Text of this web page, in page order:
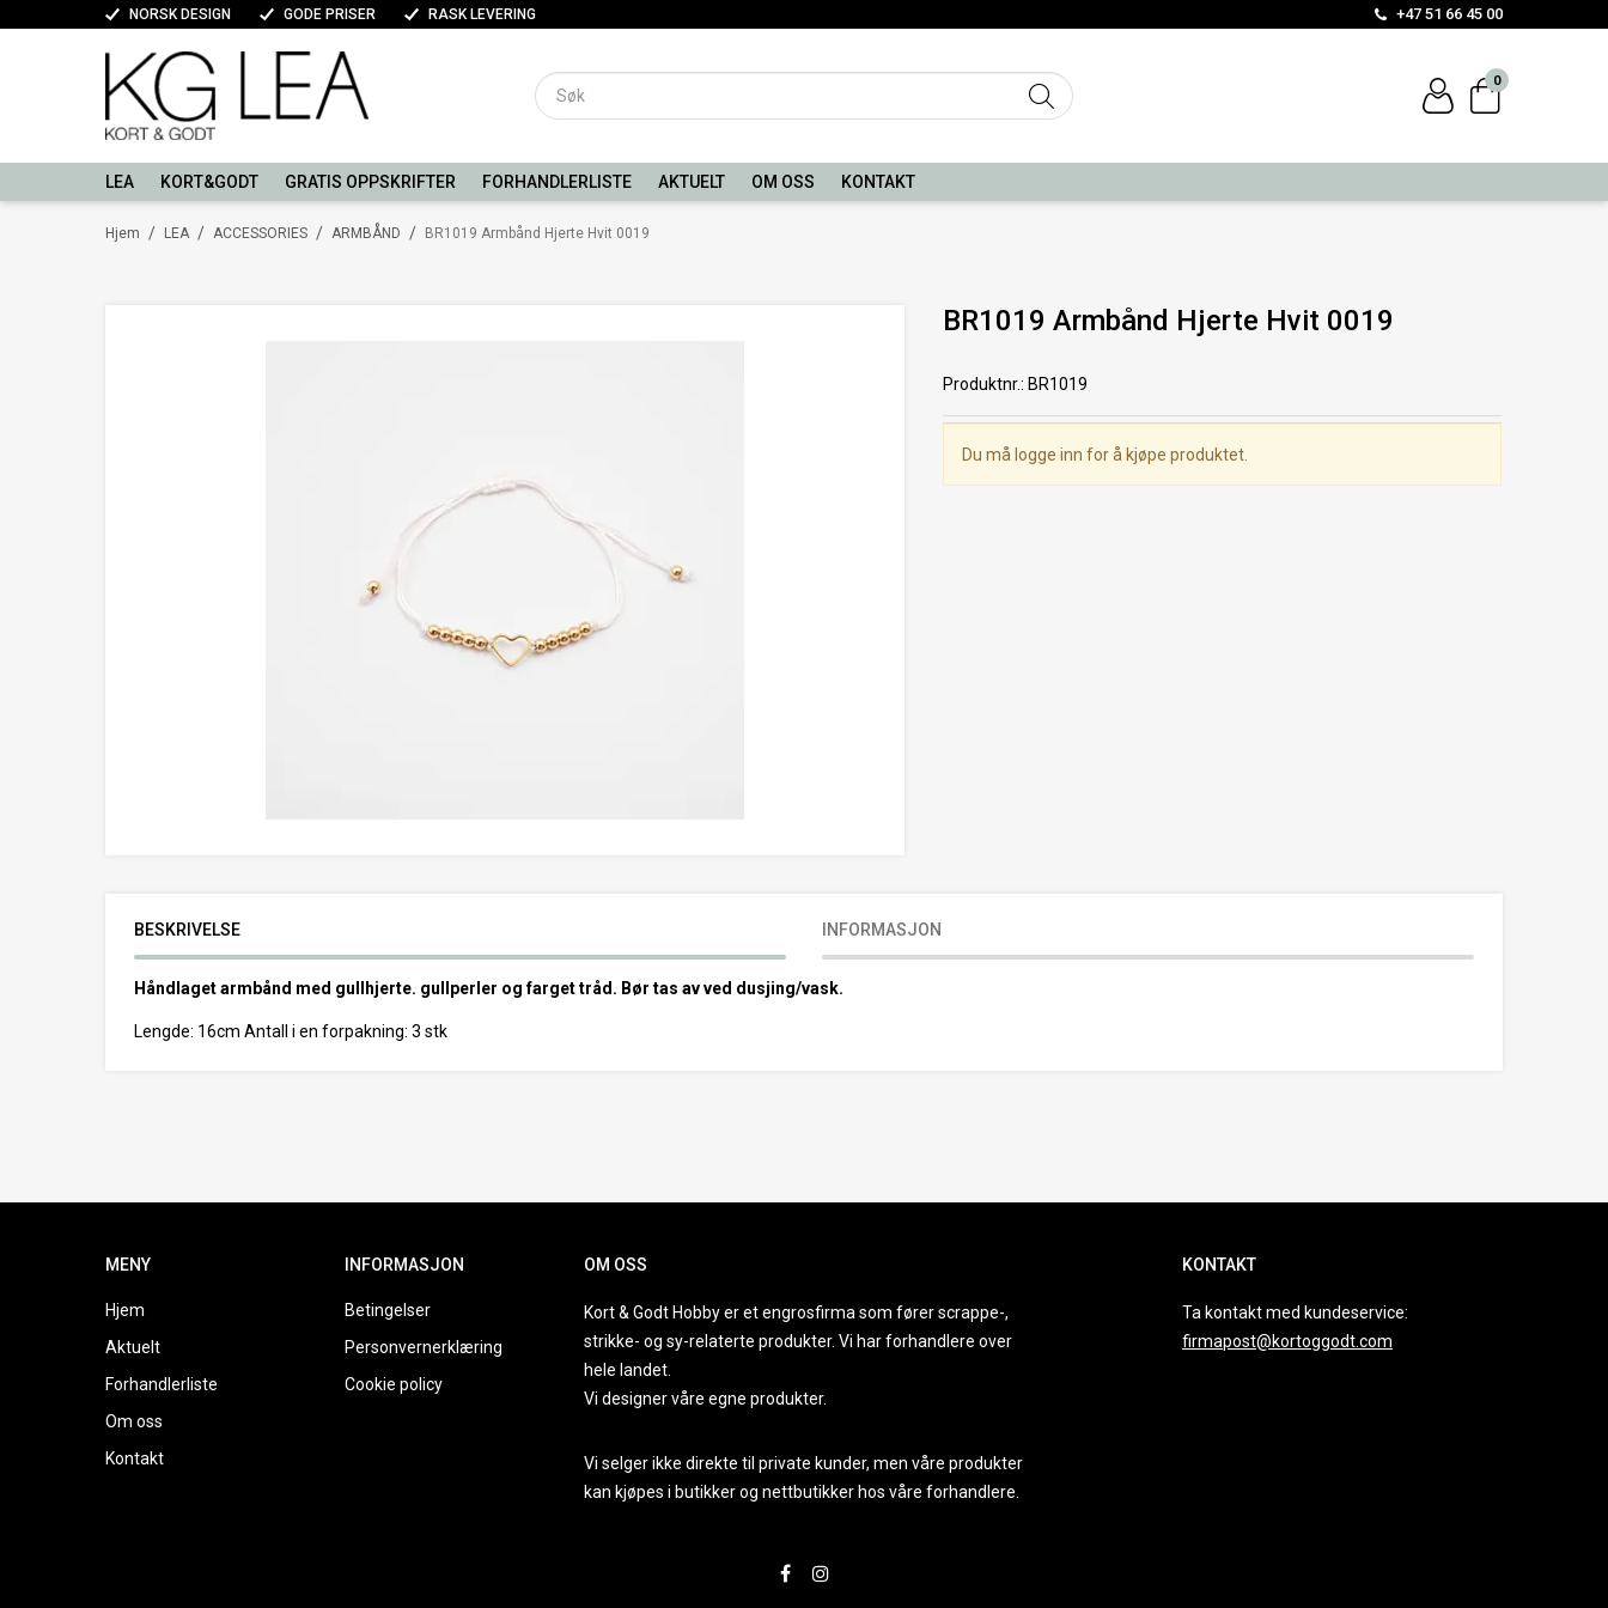
NORSK DESIGN GODE PRISER RASK LEVERING +47 51 66 45 00
0
LEA KORT&GODT GRATIS OPPSKRIFTER FORHANDLERLISTE AKTUELT OM OSS KONTAKT
/
Hjem /
LEA /
ACCESSORIES /
ARMBÅND BR1019 Armbånd Hjerte Hvit 0019
BR1019 Armbånd Hjerte Hvit 0019
Produktnr.: BR1019
Du må logge inn for å kjøpe produktet.
BESKRIVELSE INFORMASJON
Håndlaget armbånd med gullhjerte. gullperler og farget tråd. Bør tas av ved dusjing/vask.
Lengde: 16cm Antall i en forpakning: 3 stk
MENY
Hjem
Aktuelt
Forhandlerliste
Om oss
Kontakt
INFORMASJON
Betingelser
Personvernerklæring
Cookie policy
OM OSS
Kort & Godt Hobby er et engrosfirma som fører scrappe-,
strikke- og sy-relaterte produkter. Vi har forhandlere over
hele landet.
Vi designer våre egne produkter.
Vi selger ikke direkte til private kunder, men våre produkter
kan kjøpes i butikker og nettbutikker hos våre forhandlere.
KONTAKT
Ta kontakt med kundeservice:
firmapost@kortoggodt.com